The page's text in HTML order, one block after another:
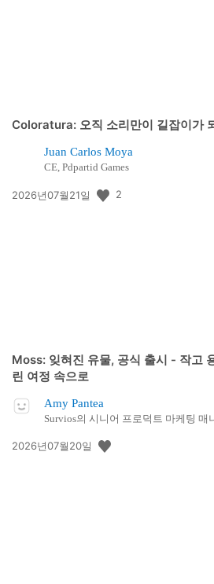
Coloratura: 오직 소리만이 길잡이가
Juan Carlos Moya
CE, Pdpartid Games
공
2026년07월21일 2
Moss: 잊혀진 유물, 공식 출시 - 작고
린 여정 속으로
Amy Pantea
Survios의 시니어 프로덕트 마케팅 매
공
2026년07월20일